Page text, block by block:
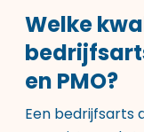
Welke
en PMO?
Een bedrijfsarts